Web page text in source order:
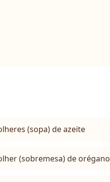
(sopa) de azeite
(sobremesa) de orégano